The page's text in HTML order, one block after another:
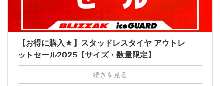
【お得に購入★】スタッドレスタイヤ アウトレ
ットセール2025【サイズ・数量限定】
続きを見る